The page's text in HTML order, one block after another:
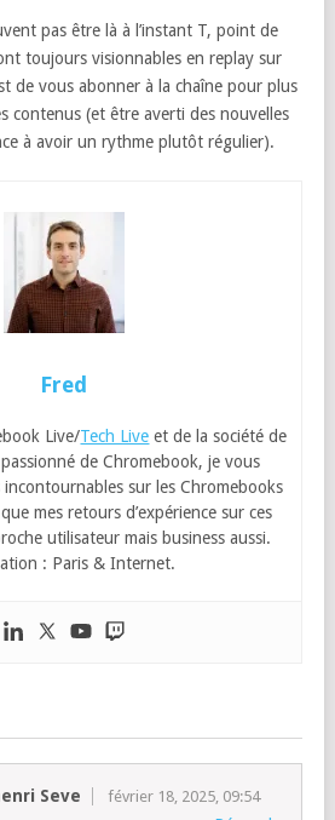
pas être là à l’instant T, point de
toujours visionnables en replay sur
de vous abonner à la chaîne pour plus
contenus (et être averti des nouvelles
à avoir un rythme plutôt régulier).
Fred
Live/Tech Live et de la société de
de Chromebook, je vous
sur les Chromebooks
mes retours d’expérience sur ces
utilisateur mais business aussi.
: Paris & Internet.
Seve février 18, 2025, 09:54